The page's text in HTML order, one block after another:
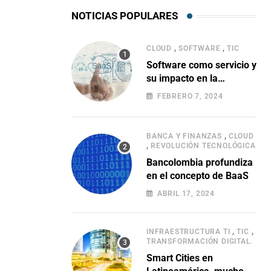
NOTICIAS POPULARES
CLOUD , SOFTWARE ,TIC
Software como servicio y
su impacto en la
evolución empresarial
FEBRERO 7, 2024
BANCA Y FINANZAS , CLOUD
, REVOLUCIÓN TECNOLÓGICA
Bancolombia profundiza
en el concepto de BaaS
ABRIL 17, 2024
INFRAESTRUCTURA TI ,TIC ,
TRANSFORMACIÓN DIGITAL.
Smart Cities en